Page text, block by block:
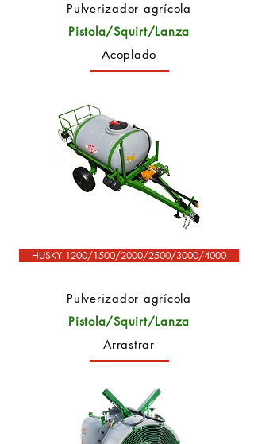
Pulverizador agrícola
Pistola/Squirt/Lanza
Acoplado
HUSKY 1200/1500/2000/2500/3000/4000
Pulverizador agrícola
Pistola/Squirt/Lanza
Arrastrar